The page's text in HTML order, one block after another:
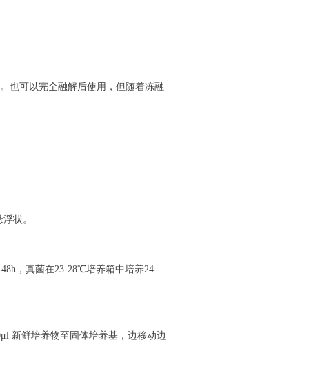
也可以完全融解后使用，但随着冻融
状。
，真菌在23-28℃培养箱中培养24-
μl 新鲜培养物至固体培养基，边移动边